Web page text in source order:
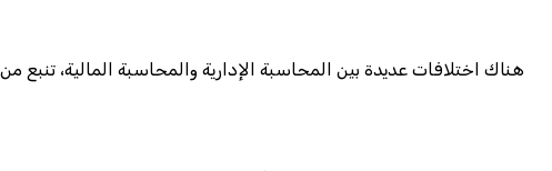
هناك اختلافات عديدة بين المحاسبة الإدارية والمحاسبة المالية، تنبع